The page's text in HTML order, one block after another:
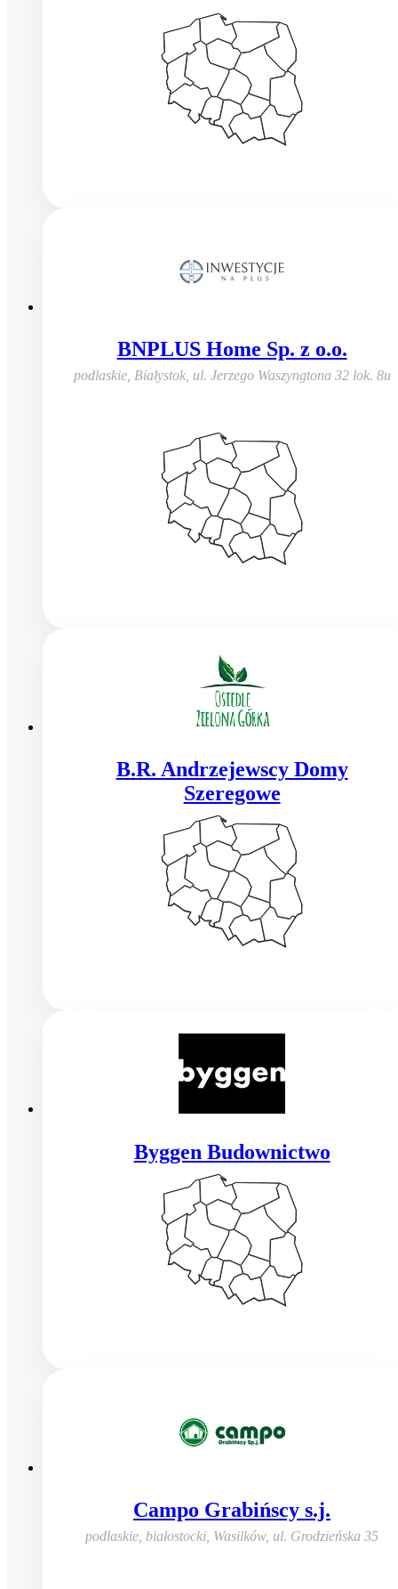
BNPLUS Home Sp. z o.o.
podlaskie, Białystok, ul. Jerzego Waszyngtona 32 lok. 8u
B.R. Andrzejewscy Domy
Szeregowe
Byggen Budownictwo
Campo Grabińscy s.j.
podlaskie, białostocki, Wasilków, ul. Grodzieńska 35